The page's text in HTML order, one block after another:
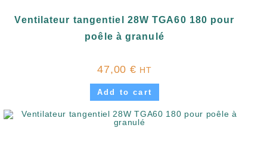
Ventilateur tangentiel 28W TGA60 180 pour
poêle à granulé
47,00 € HT
Add to cart